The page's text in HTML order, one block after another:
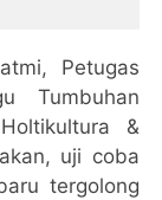
Petugas
Tumbuhan
&
uji coba
tergolong